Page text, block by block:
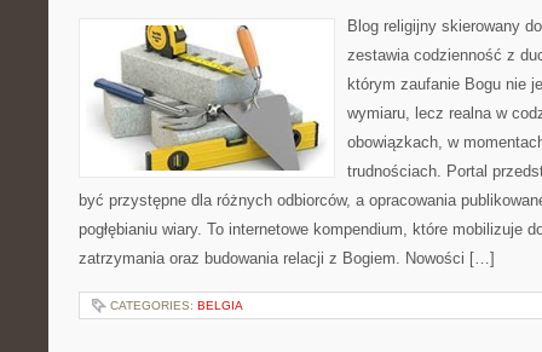
Blog religijny skierowany
zestawia codzienność z
którym zaufanie Bogu nie
wymiaru, lecz realna w
obowiązkach, w
trudnościach. Portal
być przystępne dla różnych odbiorców, a opracowania
pogłębianiu wiary. To internetowe kompendium, które mobilizuje
zatrzymania oraz budowania relacji z Bogiem. Nowości […]
CATEGORIES: BELGIA